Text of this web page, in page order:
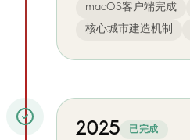
macOS客户端完成
核心城市建造机制
2025 已完成